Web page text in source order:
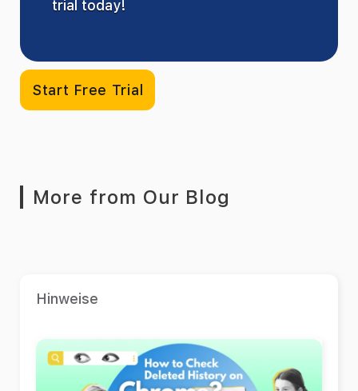
trial today!
Start Free Trial
More from Our Blog
Hinweise